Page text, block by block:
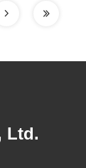
Ltd.